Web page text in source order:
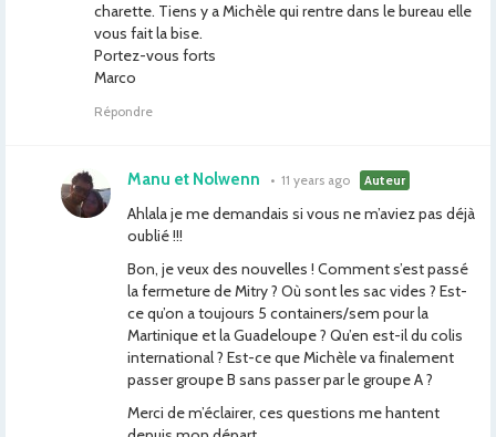
charette. Tiens y a Michèle qui rentre dans le bureau elle
vous fait la bise.
Portez-vous forts
Marco
Répondre
Manu et Nolwenn • 11 years ago Auteur
Ahlala je me demandais si vous ne m’aviez pas déjà
oublié !!!
Bon, je veux des nouvelles ! Comment s’est passé
la fermeture de Mitry ? Où sont les sac vides ? Est-
ce qu’on a toujours 5 containers/sem pour la
Martinique et la Guadeloupe ? Qu’en est-il du colis
international ? Est-ce que Michèle va finalement
passer groupe B sans passer par le groupe A ?
Merci de m’éclairer, ces questions me hantent